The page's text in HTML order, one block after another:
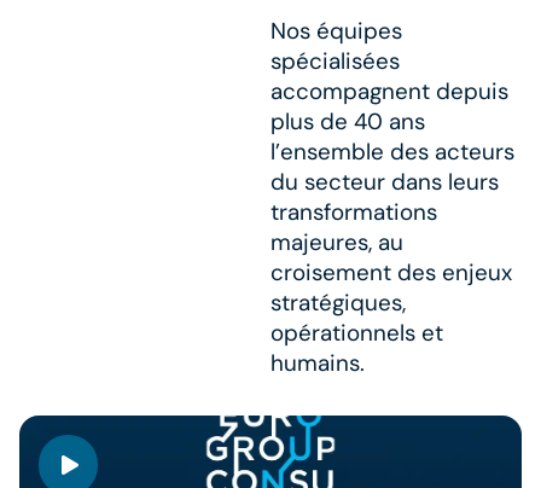
Nos équipes
spécialisées
accompagnent depuis
plus de 40 ans
l’ensemble des acteurs
du secteur dans leurs
transformations
majeures, au
croisement des enjeux
stratégiques,
opérationnels et
humains.